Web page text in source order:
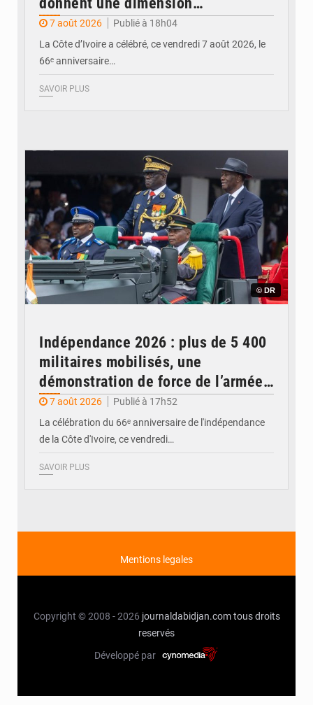
internationale au défilé de
Yopougon
7 août 2026
Publié à 18h04
La Côte d’Ivoire a célébré, ce vendredi 7 août 2026, le
66ᵉ anniversaire…
SAVOIR PLUS
© DR
Indépendance 2026 : plus de 5 400
militaires mobilisés, une
démonstration de force de l’armée
ivoirienne à Yopougon
7 août 2026
Publié à 17h52
La célébration du 66ᵉ anniversaire de l'indépendance
de la Côte d'Ivoire, ce vendredi…
SAVOIR PLUS
Mentions legales
Copyright © 2008 - 2026 journaldabidjan.com tous droits
reservés
Développé par